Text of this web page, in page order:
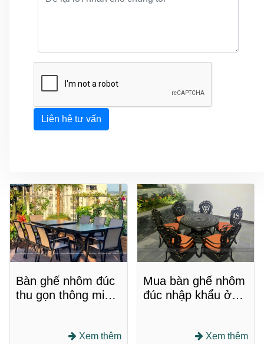
Liên hệ tư vấn
Bàn ghế nhôm đúc
thu gọn thông minh:
Xem thêm
Mua bàn ghế nhôm
đúc nhập khẩu ở
Xem thêm